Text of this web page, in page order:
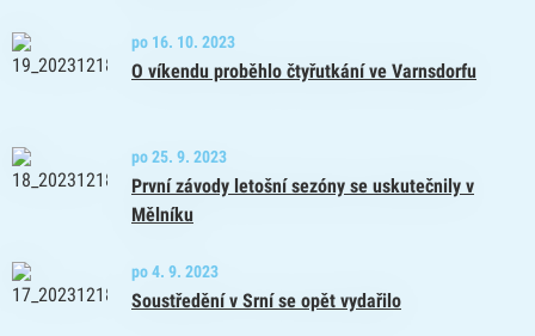
po 16. 10. 2023
O víkendu proběhlo čtyřutkání ve Varnsdorfu
po 25. 9. 2023
První závody letošní sezóny se uskutečnily v
Mělníku
po 4. 9. 2023
Soustředění v Srní se opět vydařilo